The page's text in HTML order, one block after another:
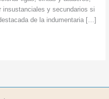
insustanciales y secundarios si
de la indumentaria […]